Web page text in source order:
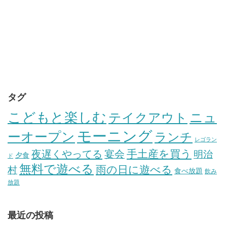
タグ
こどもと楽しむ テイクアウト ニュ
ーオープン モーニング ランチ レゴラン
ド 夕食 夜遅くやってる 宴会 手土産を買う 明治
村無料で遊べる 雨の日に遊べる 食べ放題 飲み
放題
最近の投稿